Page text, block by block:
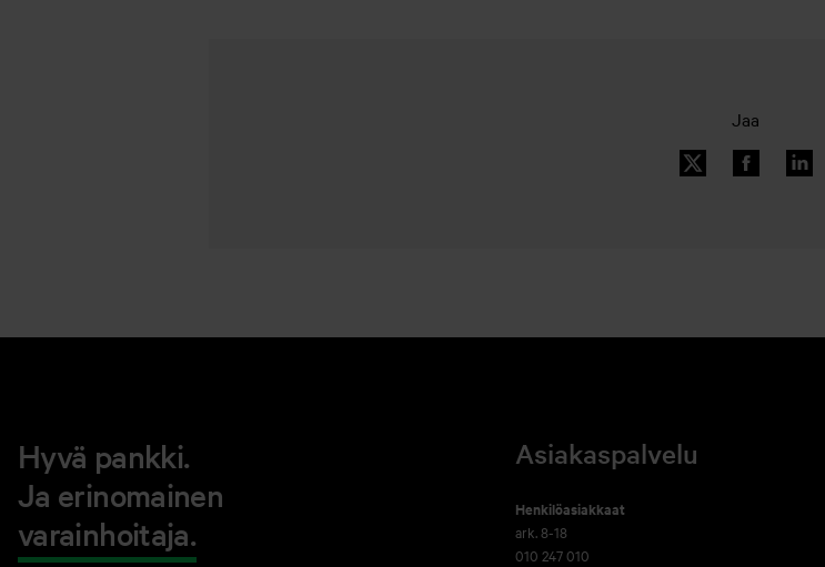
Jaa
Hyvä pankki.
Ja erinomainen
varainhoitaja.
Asiakaspalvelu
Henkilöasiakkaat
ark. 8-18
010 247 010